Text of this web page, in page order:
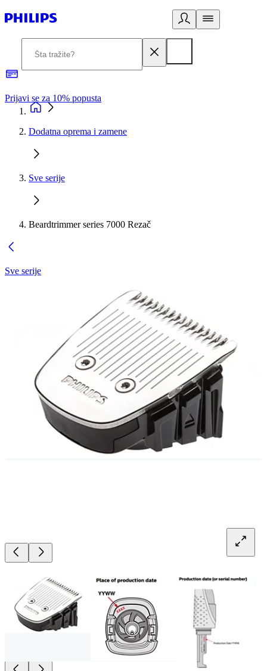
Prijavi se za 10% popusta
Dodatna oprema i zamene
Sve serije
Beardtrimmer series 7000 Rezač
Sve serije